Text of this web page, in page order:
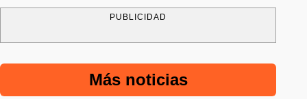
PUBLICIDAD
Más noticias